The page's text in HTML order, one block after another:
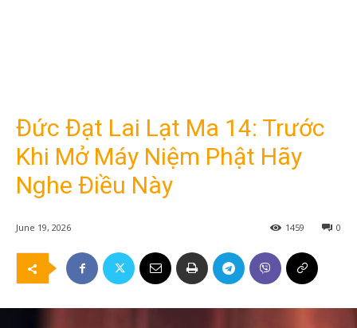
Đức Đạt Lai Lạt Ma 14: Trước
Khi Mở Máy Niệm Phật Hãy
Nghe Điều Này
June 19, 2026 0
1459